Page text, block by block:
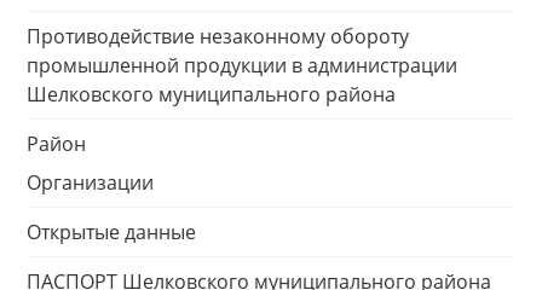
Противодействие незаконному обороту
промышленной продукции в администрации
Шелковского муниципального района
Район
Организации
Открытые данные
ПАСПОРТ Шелковского муниципального района